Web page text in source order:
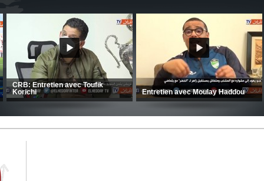
CRB
CSC: La préparation des hommes
d’Amrani se poursuit en Tunisie
Kaci-Saïd évoque le large
du Mouloudia face au FC